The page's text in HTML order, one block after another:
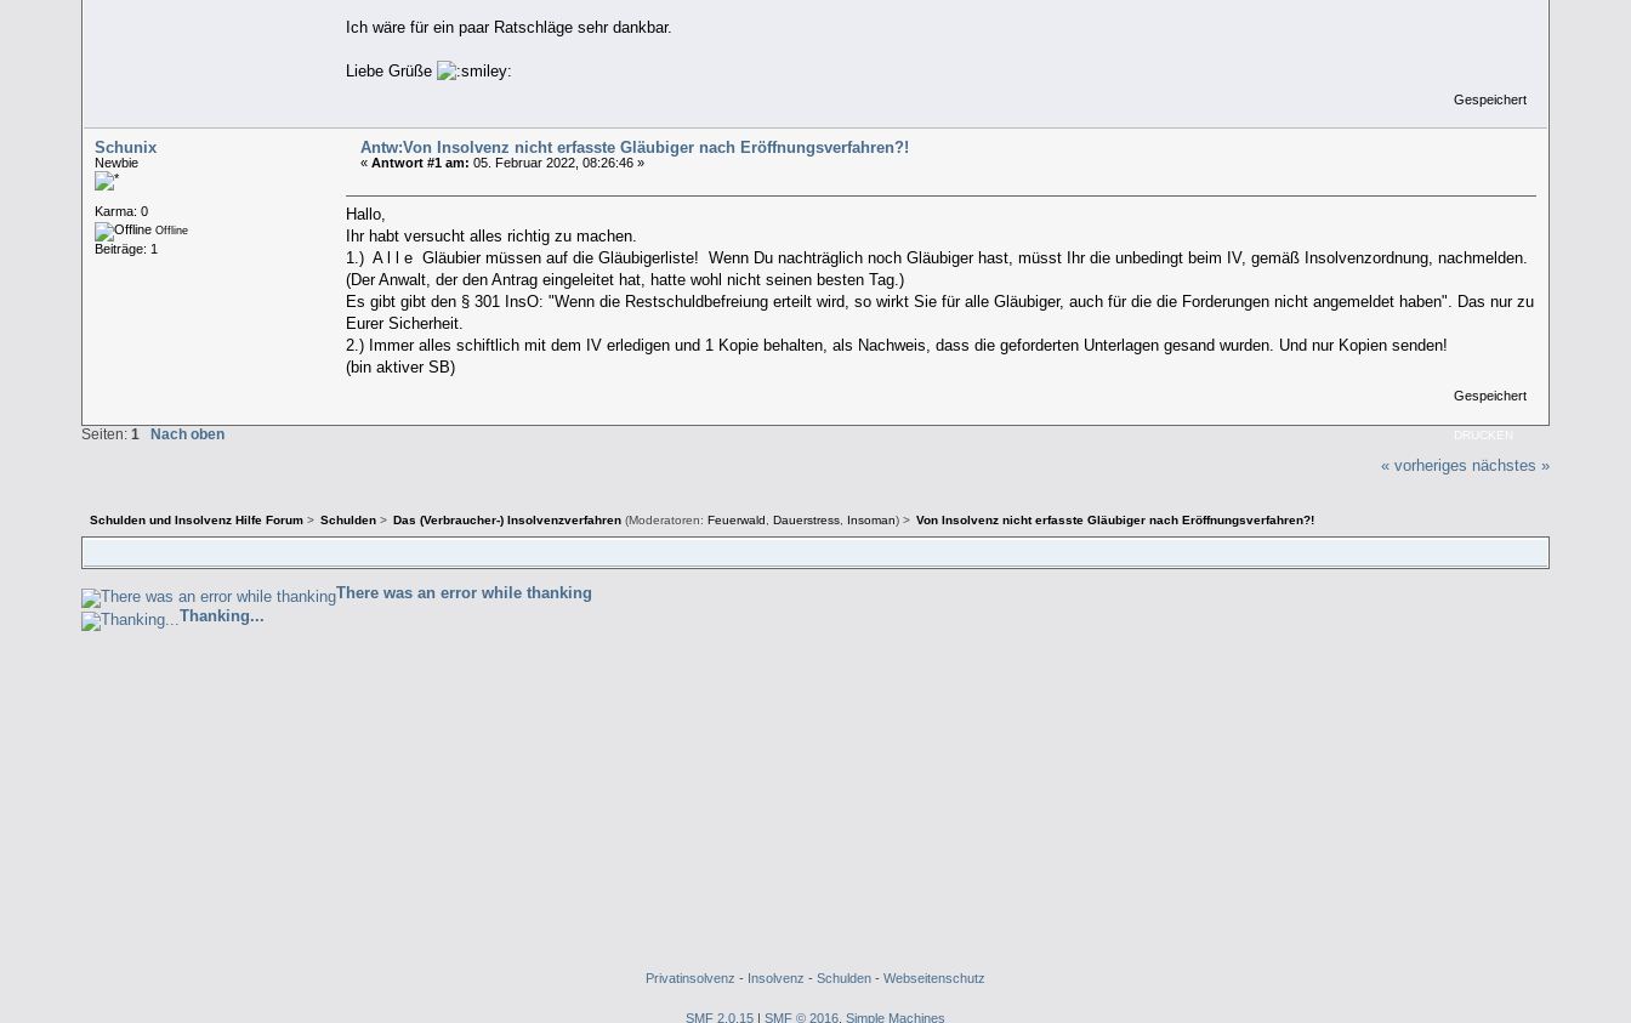
Ich wäre für ein paar Ratschläge sehr dankbar.
Liebe Grüße
Gespeichert
Schunix
Newbie
Karma: 0
Offline
Beiträge: 1
Antw:Von Insolvenz nicht erfasste Gläubiger nach Eröffnungsverfahren?!
«Antwort #1 am: 05. Februar 2022, 08:26:46 »
Hallo,
Ihr habt versucht alles richtig zu machen.
1.) A l l e Gläubier müssen auf die Gläubigerliste! Wenn Du nachträglich noch Gläubiger hast, müsst Ihr die unbedingt beim IV, gemäß Insolvenzordnung, nachmelden.
(Der Anwalt, der den Antrag eingeleitet hat, hatte wohl nicht seinen besten Tag.)
Es gibt gibt den § 301 InsO: "Wenn die Restschuldbefreiung erteilt wird, so wirkt Sie für alle Gläubiger, auch für die die Forderungen nicht angemeldet haben". Das nur zu
Eurer Sicherheit.
2.) Immer alles schiftlich mit dem IV erledigen und 1 Kopie behalten, als Nachweis, dass die geforderten Unterlagen gesand wurden. Und nur Kopien senden!
(bin aktiver SB)
Gespeichert
DRUCKEN
Seiten:1 Nach oben
« vorheriges nächstes »
Schulden und Insolvenz Hilfe Forum> Schulden> Das (Verbraucher-) Insolvenzverfahren(Moderatoren: Feuerwald, Dauerstress, Insoman) > Von Insolvenz nicht erfasste Gläubiger nach Eröffnungsverfahren?!
There was an error while thanking
Thanking...
Privatinsolvenz - Insolvenz - Schulden - Webseitenschutz
SMF 2.0.15 | SMF © 2016 Simple Machines